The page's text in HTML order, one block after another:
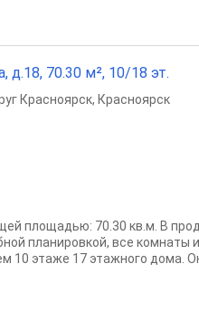
д.18, 70.30 м², 10/18 эт.
Красноярск, Красноярск
площадью: 70.30 кв.м. В
планировкой, все комнаты
10 этаже 17 этажного дома.